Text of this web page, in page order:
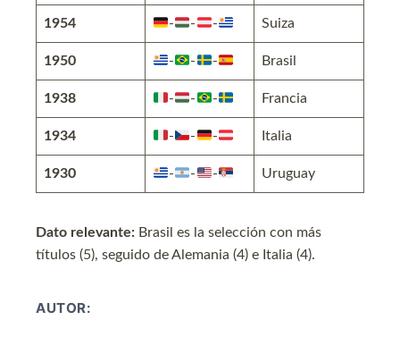
1954 - - - Suiza
1950 - - - Brasil
1938 - - - Francia
1934 - - - Italia
1930 - - - Uruguay
Dato relevante: Brasil es la selección con más
títulos (5), seguido de Alemania (4) e Italia (4).
AUTOR: